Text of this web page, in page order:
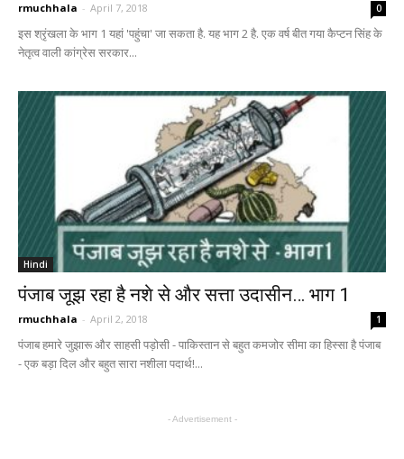
rmuchhala - April 7, 2018 0
इस श्रृंखला के भाग 1 यहां ​​'पहुंचा' जा सकता है. यह भाग 2 है. एक वर्ष बीत गया कैप्टन सिंह के
नेतृत्व वाली कांग्रेस सरकार...
Hindi
पंजाब जूझ रहा है नशे से और सत्ता उदासीन… भाग 1
rmuchhala - April 2, 2018 1
पंजाब हमारे जुझारू और साहसी पड़ोसी - पाकिस्तान से बहुत कमजोर सीमा का हिस्सा है पंजाब
- एक बड़ा दिल और बहुत सारा नशीला पदार्थ!...
- Advertisement -